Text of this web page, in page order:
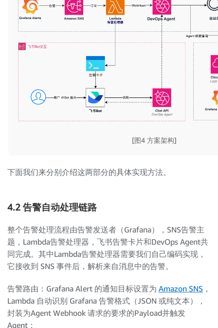
[图4 方案架构]
下面我们来分别介绍这两部分的具体实现方法。
4.2 告警自动处理链路
整个告警处理流程由告警发送者（Grafana），SNS告警主
题，Lambda告警处理器，飞书告警卡片和DevOps Agent共
同完成。其中Lambda告警处理器需要我们自己编码实现，
它接收到 SNS 事件后，解析来自消息中的告警。
告警路由：Grafana Alert 的通知目标设置为 Amazon SNS ，
Lambda 自动识别 Grafana 告警格式（JSON 或纯文本），
封装为Agent Webhook 请求的要求的Payload并触发
Agent；